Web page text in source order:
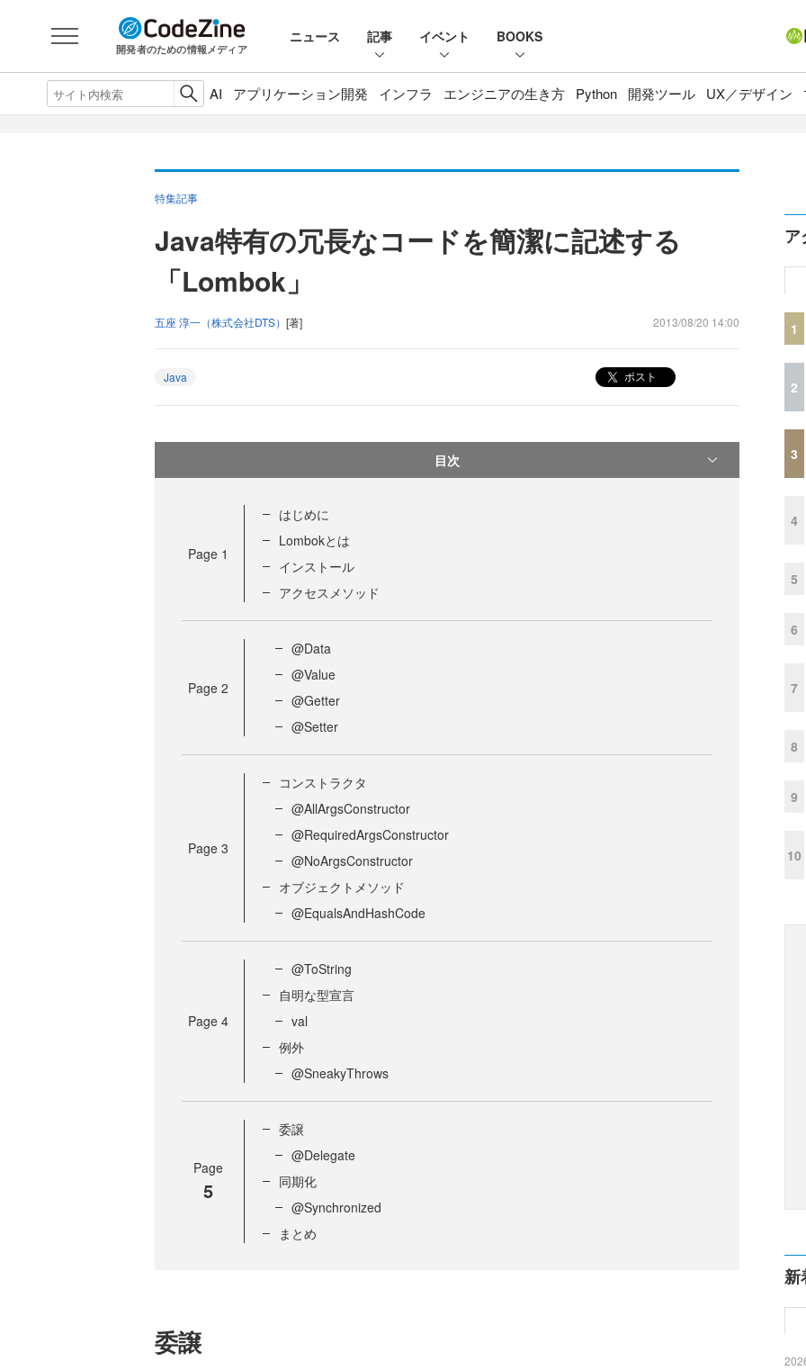
開発者のための情報メディア
ニュース 記事 イベント BOOKS
AI アプリケーション開発 インフラ エンジニアの生き方 Python 開発ツール UX／デザイン
特集記事
Java特有の冗長なコードを簡潔に記述する
「Lombok」
五座 淳一（株式会社DTS） [著] 2013/08/20 14:00
Java ポスト
目次
Page 1
はじめに
Lombokとは
インストール
アクセスメソッド
Page 2
@Data
@Value
@Getter
@Setter
Page 3
コンストラクタ
@AllArgsConstructor
@RequiredArgsConstructor
@NoArgsConstructor
オブジェクトメソッド
@EqualsAndHashCode
Page 4
@ToString
自明な型宣言
val
例外
@SneakyThrows
Page
5
委譲
@Delegate
同期化
@Synchronized
まとめ
委譲
ア
1
2
3
4
5
6
7
8
9
10
新